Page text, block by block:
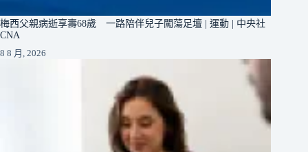
梅西父親病逝享壽68歲 一路陪伴兒子闖蕩足壇 | 運動 | 中央社
CNA
8 8 月, 2026